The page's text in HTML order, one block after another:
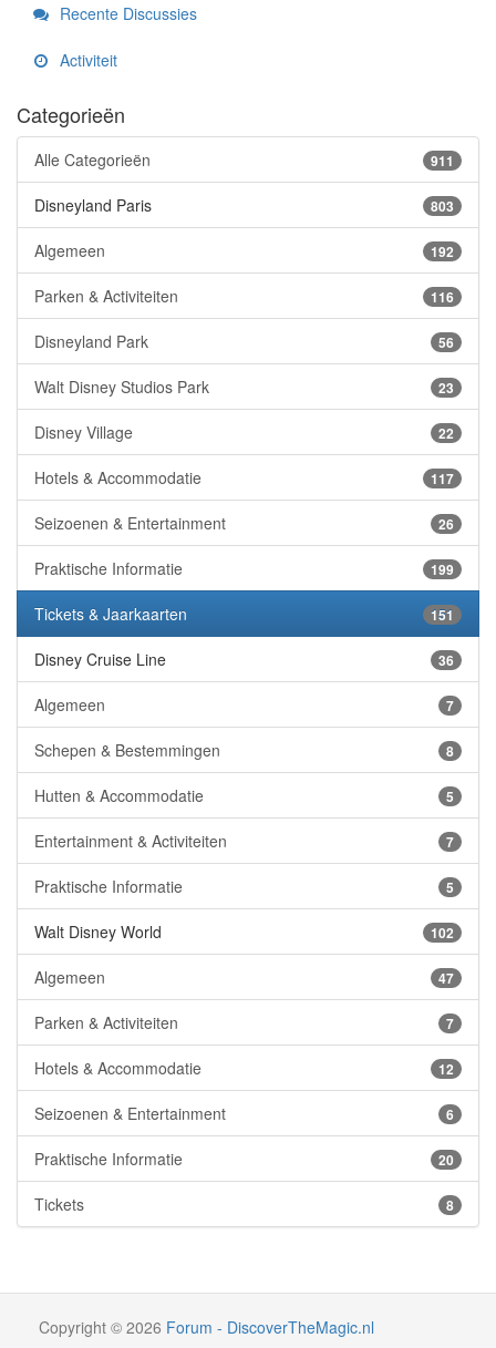
Recente Discussies
Activiteit
Categorieën
911
Alle Categorieën
803
Disneyland Paris
192
Algemeen
116
Parken & Activiteiten
56
Disneyland Park
23
Walt Disney Studios Park
22
Disney Village
117
Hotels & Accommodatie
26
Seizoenen & Entertainment
199
Praktische Informatie
151
Tickets & Jaarkaarten
36
Disney Cruise Line
7
Algemeen
8
Schepen & Bestemmingen
5
Hutten & Accommodatie
7
Entertainment & Activiteiten
5
Praktische Informatie
102
Walt Disney World
47
Algemeen
7
Parken & Activiteiten
12
Hotels & Accommodatie
6
Seizoenen & Entertainment
20
Praktische Informatie
8
Tickets
Copyright © 2026 Forum - DiscoverTheMagic.nl